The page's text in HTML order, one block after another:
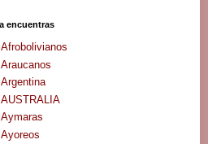
encuentras
Afrobolivianos
Araucanos
Argentina
AUSTRALIA
Aymaras
Ayoreos